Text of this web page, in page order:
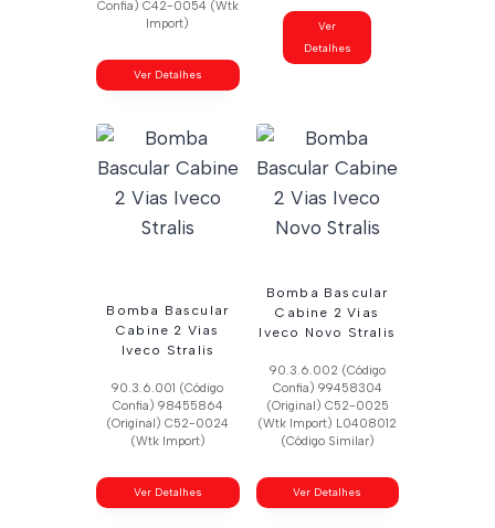
Confia) C42-0054 (Wtk
Import)
Ver Detalhes
Ver
Detalhes
Bomba Bascular
Cabine 2 Vias
Iveco Stralis
90.3.6.001 (Código
Confia) 98455864
(Original) C52-0024
(Wtk Import)
Ver Detalhes
Bomba Bascular
Cabine 2 Vias
Iveco Novo Stralis
90.3.6.002 (Código
Confia) 99458304
(Original) C52-0025
(Wtk Import) L0408012
(Código Similar)
Ver Detalhes